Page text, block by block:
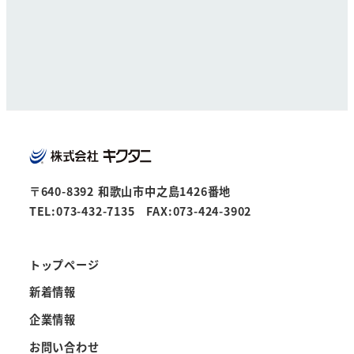
〒640-8392 和歌山市中之島1426番地
TEL:073-432-7135 FAX:073-424-3902
トップページ
新着情報
企業情報
お問い合わせ